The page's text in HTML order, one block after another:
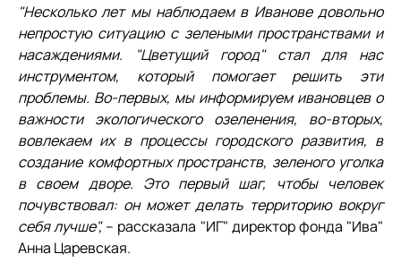
"Несколько лет мы наблюдаем в Иванове довольно
непростую ситуацию с зелеными пространствами и
насаждениями. "Цветущий город" стал для нас
инструментом, который помогает решить эти
проблемы. Во-первых, мы информируем ивановцев о
важности экологического озеленения, во­-вторых,
вовлекаем их в процессы городского развития, в
создание комфортных пространств, зеленого уголка
в своем дворе. Это первый шаг, чтобы человек
почувствовал: он может делать территорию вокруг
себя лучше",– рассказала "ИГ" директор фонда "Ива"
Анна Царевская.